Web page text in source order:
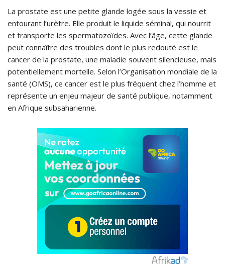
La prostate est une petite glande logée sous la vessie et
entourant l’urètre. Elle produit le liquide séminal, qui nourrit
et transporte les spermatozoïdes. Avec l’âge, cette glande
peut connaître des troubles dont le plus redouté est le
cancer de la prostate, une maladie souvent silencieuse, mais
potentiellement mortelle. Selon l’Organisation mondiale de la
santé (OMS), ce cancer est le plus fréquent chez l’homme et
représente un enjeu majeur de santé publique, notamment
en Afrique subsaharienne.